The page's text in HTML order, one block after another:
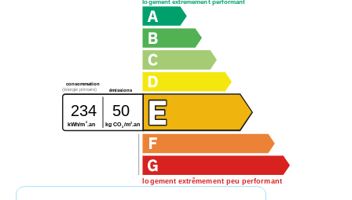
logement extrêmement performant
logement extrêmement peu performant
consommation
émissions
(énergie primaire)
234 50
kWh/m2.an kg CO2/m2 .an